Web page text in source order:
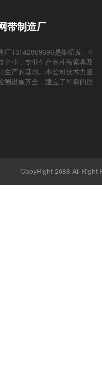
带制造厂
厂13142869696是集研发、生
企业，专业生产各种吊索具及
生产的基地。本公司技术力量
测设施齐全，建立了可靠的质
CopyRight 2088 All